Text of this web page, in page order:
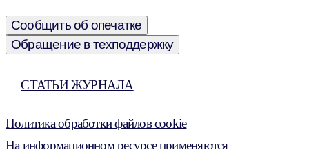
Сообщить об опечатке
Обращение в техподдержку
СТАТЬИ ЖУРНАЛА
Политика обработки файлов cookie
На информационном ресурсе применяются